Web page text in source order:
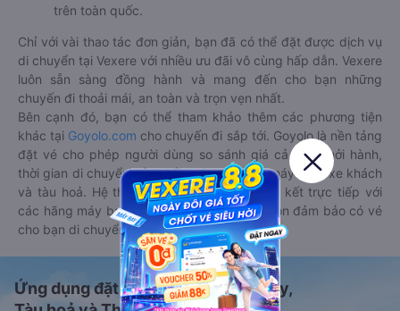
trên toàn quốc.
Chỉ với vài thao tác đơn giản, bạn đã có thể đặt được dịch vụ
di chuyển tại Vexere với nhiều ưu đãi vô cùng hấp dẫn. Vexere
luôn sẵn sàng đồng hành và mang đến cho bạn những
chuyến đi thoải mái, an toàn và trọn vẹn nhất.
Bên cạnh đó, bạn có thể tham khảo thêm các phương tiện
khác tại Goyolo.com cho chuyến đi sắp tới. Goyolo là nền tảng
đặt vé cho phép người dùng so sánh giá cả, giờ khởi hành,
thời gian di chuyển của nhiều phương tiện máy bay, xe khách
và tàu hoả. Hệ thống của Goyolo được liên kết trực tiếp với
các hãng máy bay, xe khách và tàu hoả, luôn đảm bảo có vé
cho bạn di chuyển.
Ứng dụng đặt vé Xe khách, Máy bay,